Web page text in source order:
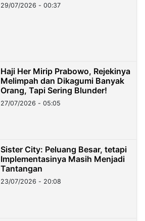
29/07/2026 - 00:37
Haji Her Mirip Prabowo, Rejekinya
Melimpah dan Dikagumi Banyak
Orang, Tapi Sering Blunder!
27/07/2026 - 05:05
Sister City: Peluang Besar, tetapi
Implementasinya Masih Menjadi
Tantangan
23/07/2026 - 20:08